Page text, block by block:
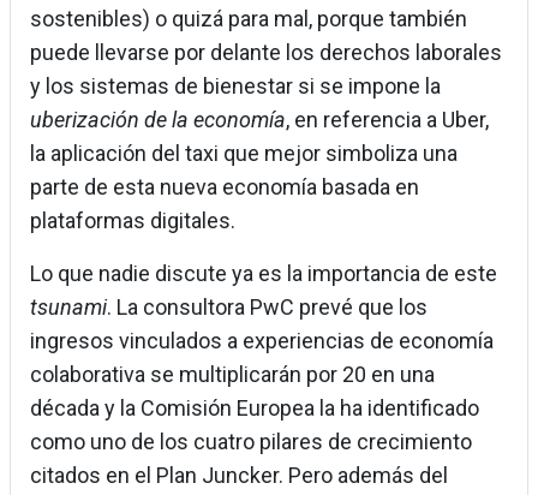
sostenibles) o quizá para mal, porque también
puede llevarse por delante los derechos laborales
y los sistemas de bienestar si se impone la
uberización de la economía, en referencia a Uber,
la aplicación del taxi que mejor simboliza una
parte de esta nueva economía basada en
plataformas digitales.
Lo que nadie discute ya es la importancia de este
tsunami. La consultora PwC prevé que los
ingresos vinculados a experiencias de economía
colaborativa se multiplicarán por 20 en una
década y la Comisión Europea la ha identificado
como uno de los cuatro pilares de crecimiento
citados en el Plan Juncker. Pero además del